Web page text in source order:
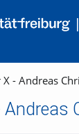
X - Andreas